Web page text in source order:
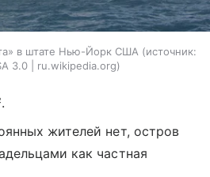
в штате Нью-Йорк США
источник:
3.0 | ru.wikipedia.org
жителей нет, остров
как частная